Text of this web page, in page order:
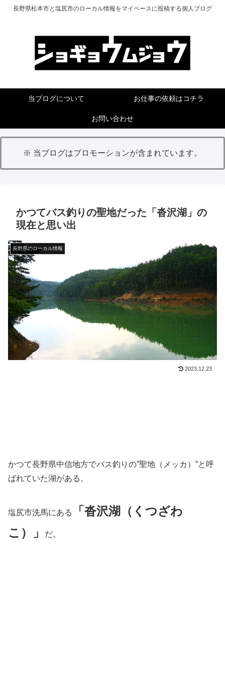
長野県松本市と塩尻市のローカル情報をマイペースに投稿する個人ブログ
当ブログについて お仕事の依頼はコチラ
お問い合わせ
※ 当ブログはプロモーションが含まれています。
かつてバス釣りの聖地だった「沓沢湖」の
現在と思い出
長野県のローカル情報
2023.12.23
かつて長野県中信地方でバス釣りの”聖地（メッカ）”と呼
ばれていた湖がある。
塩尻市洗馬にある
「沓沢湖（くつざわ
こ）」
だ。